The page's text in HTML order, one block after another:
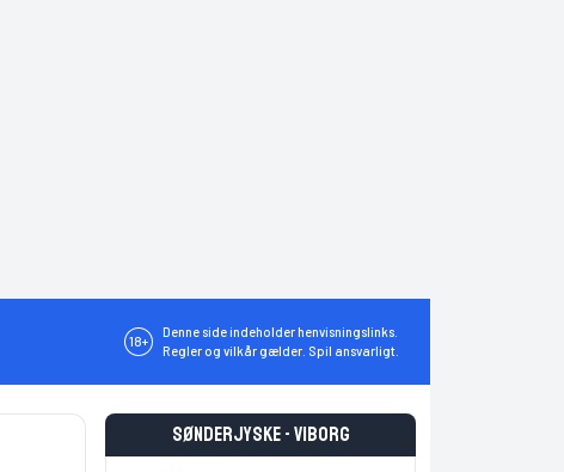
18+
Denne side indeholder henvisningslinks.
Regler og vilkår gælder. Spil ansvarligt.
Sønderjyske - Viborg